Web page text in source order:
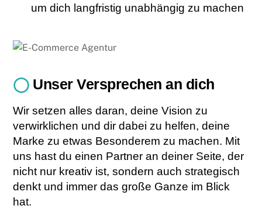
um dich langfristig unabhängig zu machen
◯ Unser Versprechen an dich
Wir setzen alles daran, deine Vision zu
verwirklichen und dir dabei zu helfen, deine
Marke zu etwas Besonderem zu machen. Mit
uns hast du einen Partner an deiner Seite, der
nicht nur kreativ ist, sondern auch strategisch
denkt und immer das große Ganze im Blick
hat.